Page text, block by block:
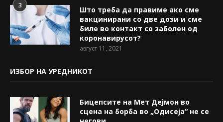
3
Што треба да правиме ако сме
вакцинирани со две дози и сме
биле во контакт со заболен од
коронавирусот?
август 11, 2021
ИЗБОР НА УРЕДНИКОТ
Бицепсите на Мет Дејмон во
сцена на борба во „Одисеја“ не се